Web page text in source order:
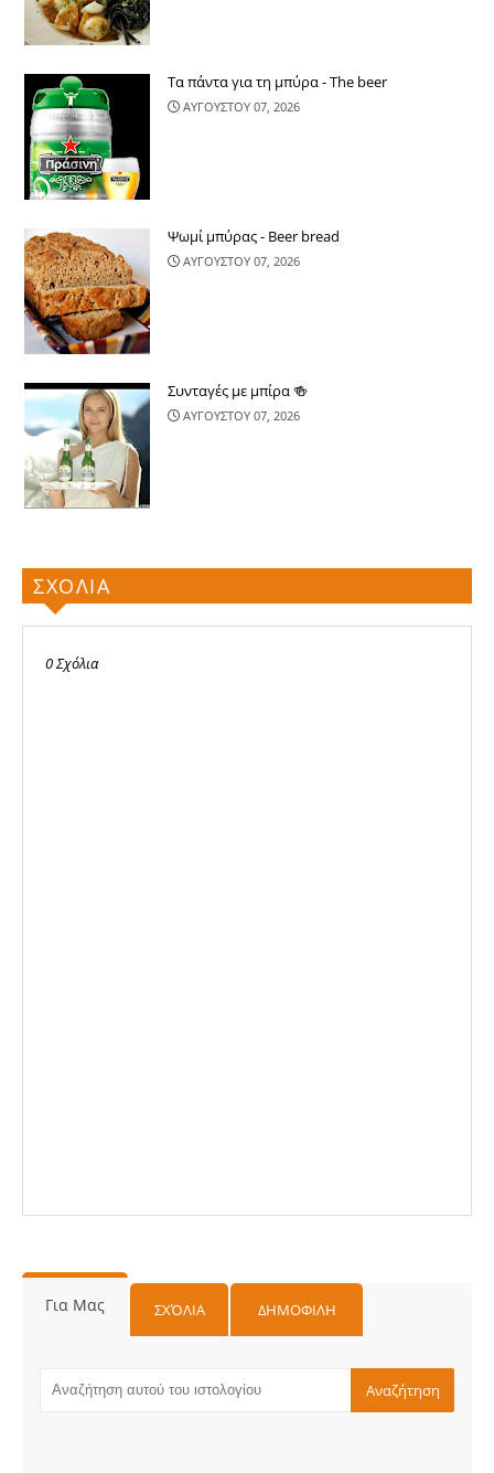
Τα πάντα για τη μπύρα - The beer
ΑΥΓΟΥΣΤΟΥ 07, 2026
Ψωμί μπύρας - Beer bread
ΑΥΓΟΥΣΤΟΥ 07, 2026
Συνταγές με μπίρα 🍻
ΑΥΓΟΥΣΤΟΥ 07, 2026
ΣΧΟΛΙΑ
0 Σχόλια
Για Μας ΣΧΌΛΙΑ ΔΗΜΟΦΙΛΗ